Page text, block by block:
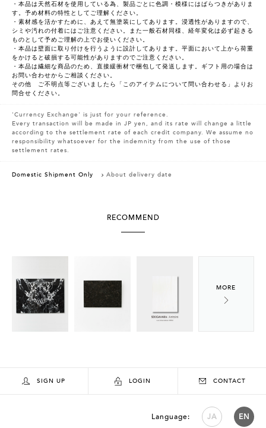
・本品は天然石材を使用している為、製品ごとに色調・模様にはばらつきがありま
す。予め材料の特性としてご理解ください。
・素材感を活かすために、あえて無塗装にしてあります。浸透性がありますので、
シミや汚れの付着にはご注意ください。また一般石材同様、経年変化は必ず起きる
ものとして予めご理解の上でお使いください。
・本品は壁面に取り付けを行うように設計してあります。平面において上から荷重
をかけると破損する可能性がありますのでご注意ください。
・本品は繊細な商品のため、直接緩衝材で梱包して発送します。ギフト用の場合は
お問い合わせからご相談ください。
その他 ご不明点等ございましたら「このアイテムについて問い合わせる」よりお
問合せください。
'Currency Exchange' is just for your reference.
Every transaction will be made in JP yen, and its rate will change a little
according to the settlement rate of each credit company. We assume no
responsibility whatsoever for the indemnity from the use of those
settlement rates.
Domestic Shipment Only About delivery date
RECOMMEND
SIGN UP LOGIN CONTACT
Language: JA EN